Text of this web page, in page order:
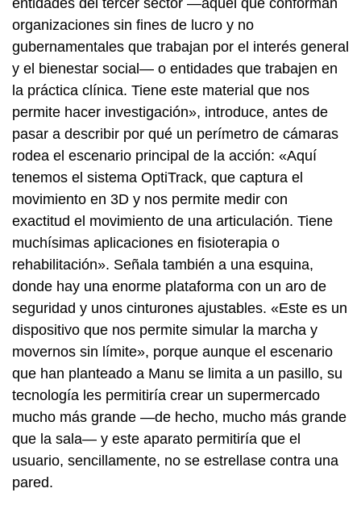
organizaciones sin fines de lucro y no
gubernamentales que trabajan por el interés general
y el bienestar social— o entidades que trabajen en
la práctica clínica. Tiene este material que nos
permite hacer investigación», introduce, antes de
pasar a describir por qué un perímetro de cámaras
rodea el escenario principal de la acción: «Aquí
tenemos el sistema OptiTrack, que captura el
movimiento en 3D y nos permite medir con
exactitud el movimiento de una articulación. Tiene
muchísimas aplicaciones en fisioterapia o
rehabilitación». Señala también a una esquina,
donde hay una enorme plataforma con un aro de
seguridad y unos cinturones ajustables. «Este es un
dispositivo que nos permite simular la marcha y
movernos sin límite», porque aunque el escenario
que han planteado a Manu se limita a un pasillo, su
tecnología les permitiría crear un supermercado
mucho más grande —de hecho, mucho más grande
que la sala— y este aparato permitiría que el
usuario, sencillamente, no se estrellase contra una
pared.